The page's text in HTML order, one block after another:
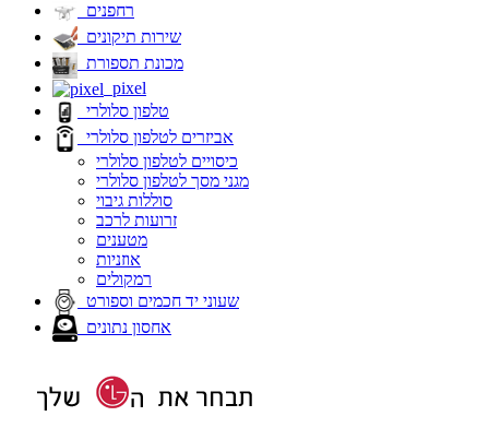
רחפנים
שירות תיקונים
מכונת תספורת
pixel
טלפון סלולרי
אביזרים לטלפון סלולרי
כיסויים לטלפון סלולרי
מגני מסך לטלפון סלולרי
סוללות גיבוי
זרועות לרכב
מטענים
אוזניות
רמקולים
שעוני יד חכמים וספורט
אחסון נתונים